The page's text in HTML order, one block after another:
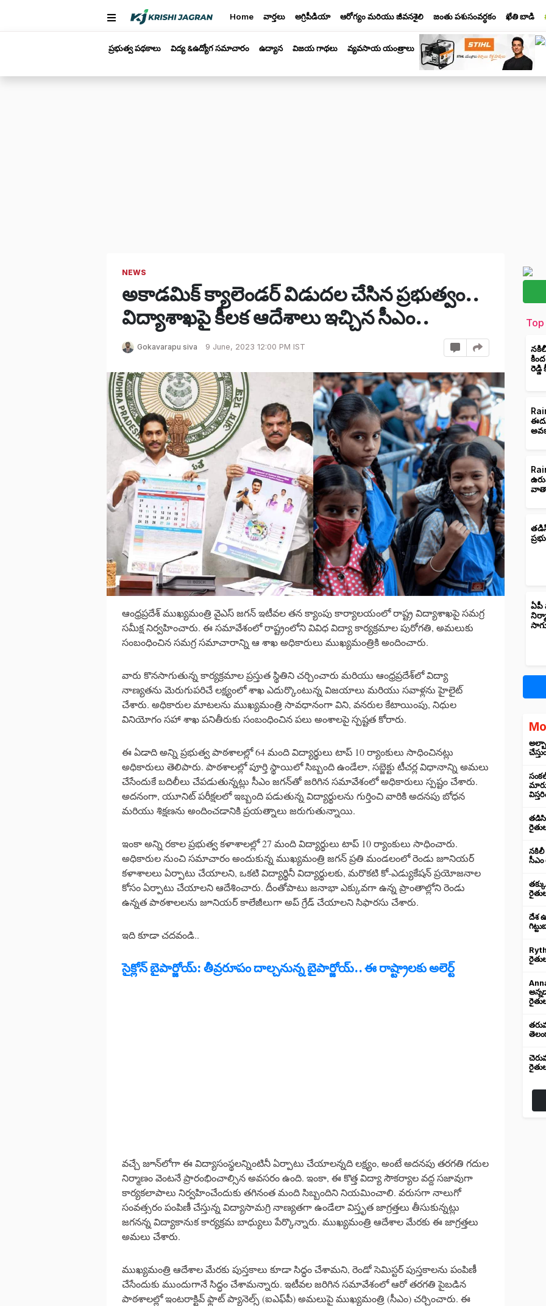
Home వార్తలు అగ్రిపీడియా ఆరోగ్యం మరియు జీవనశైలి జంతు పశుసంవర్ధకం ఖేతి బాడి
ప్రభుత్వ పథకాలు విద్య &ఉద్యోగ సమాచారం ఉద్యాన విజయ గాథలు వ్యవసాయ యంత్రాలు
NEWS
అకాడమిక్ క్యాలెండర్ విడుదల చేసిన ప్రభుత్వం..
విద్యాశాఖపై కీలక ఆదేశాలు ఇచ్చిన సీఎం..
Gokavarapu siva 9 June, 2023 12:00 PM IST
ఆంధ్రప్రదేశ్ ముఖ్యమంత్రి వైఎస్ జగన్ ఇటీవల తన క్యాంపు కార్యాలయంలో రాష్ట్ర విద్యాశాఖపై సమగ్ర
సమీక్ష నిర్వహించారు. ఈ సమావేశంలో రాష్ట్రంలోని వివిధ విద్యా కార్యక్రమాల పురోగతి, అమలుకు
సంబంధించిన సమగ్ర సమాచారాన్ని ఆ శాఖ అధికారులు ముఖ్యమంత్రికి అందించారు.
వారు కొనసాగుతున్న కార్యక్రమాల ప్రస్తుత స్థితిని చర్చించారు మరియు ఆంధ్రప్రదేశ్‌లో విద్యా
నాణ్యతను మెరుగుపరిచే లక్ష్యంలో శాఖ ఎదుర్కొంటున్న విజయాలు మరియు సవాళ్లను హైలైట్
చేశారు. అధికారుల మాటలను ముఖ్యమంత్రి సావధానంగా విని, వనరుల కేటాయింపు, నిధుల
వినియోగం సహా శాఖ పనితీరుకు సంబంధించిన పలు అంశాలపై స్పష్టత కోరారు.
ఈ ఏడాది అన్ని ప్రభుత్వ పాఠశాలల్లో 64 మంది విద్యార్థులు టాప్ 10 ర్యాంకులు సాధించినట్లు
అధికారులు తెలిపారు. పాఠశాలల్లో పూర్తి స్థాయిలో సిబ్బంది ఉండేలా, సబ్జెక్టు టీచర్ల విధానాన్ని అమలు
చేసేందుకే బదిలీలు చేపడుతున్నట్లు సీఎం జగన్‌తో జరిగిన సమావేశంలో అధికారులు స్పష్టం చేశారు.
అదనంగా, యూనిట్ పరీక్షలలో ఇబ్బంది పడుతున్న విద్యార్థులను గుర్తించి వారికి అదనపు బోధన
మరియు శిక్షణను అందించడానికి ప్రయత్నాలు జరుగుతున్నాయి.
ఇంకా అన్ని రకాల ప్రభుత్వ కళాశాలల్లో 27 మంది విద్యార్థులు టాప్ 10 ర్యాంకులు సాధించారు.
అధికారుల నుంచి సమాచారం అందుకున్న ముఖ్యమంత్రి జగన్ ప్రతి మండలంలో రెండు జూనియర్
కళాశాలలు ఏర్పాటు చేయాలని, ఒకటి విద్యార్థినీ విద్యార్థులకు, మరొకటి కో-ఎడ్యుకేషన్ ప్రయోజనాల
కోసం ఏర్పాటు చేయాలని ఆదేశించారు. దీంతోపాటు జనాభా ఎక్కువగా ఉన్న ప్రాంతాల్లోని రెండు
ఉన్నత పాఠశాలలను జూనియర్ కాలేజీలుగా అప్ గ్రేడ్ చేయాలని సిఫారసు చేశారు.
ఇది కూడా చదవండి..
సైక్లోన్ బైపార్జోయ్: తీవ్రరూపం దాల్చనున్న బైపార్జోయ్.. ఈ రాష్ట్రాలకు అలెర్ట్
వచ్చే జూన్‌లోగా ఈ విద్యాసంస్థలన్నింటినీ ఏర్పాటు చేయాలన్నది లక్ష్యం, అంటే అదనపు తరగతి గదుల
నిర్మాణం వెంటనే ప్రారంభించాల్సిన అవసరం ఉంది. ఇంకా, ఈ కొత్త విద్యా సౌకర్యాల వద్ద సజావుగా
కార్యకలాపాలు నిర్వహించేందుకు తగినంత మంది సిబ్బందిని నియమించాలి. వరుసగా నాలుగో
సంవత్సరం పంపిణీ చేస్తున్న విద్యాసామగ్రి నాణ్యతగా ఉండేలా విస్తృత జాగ్రత్తలు తీసుకున్నట్లు
జగనన్న విద్యాకానుక కార్యక్రమ బాధ్యులు పేర్కొన్నారు. ముఖ్యమంత్రి ఆదేశాల మేరకు ఈ జాగ్రత్తలు
అమలు చేశారు.
ముఖ్యమంత్రి ఆదేశాల మేరకు పుస్తకాలు కూడా సిద్ధం చేశామని, రెండో సెమిస్టర్ పుస్తకాలను పంపిణీ
చేసేందుకు ముందుగానే సిద్ధం చేశామన్నారు. ఇటీవల జరిగిన సమావేశంలో ఆరో తరగతి పైబడిన
పాఠశాలల్లో ఇంటరాక్టివ్ ఫ్లాట్ ప్యానెల్స్ (ఐఎఫ్‌పీ) అమలుపై ముఖ్యమంత్రి (సీఎం) చర్చించారు. ఈ
రెడ్డి
ఏపీ
నకిలీ
సీఎం
దేశ